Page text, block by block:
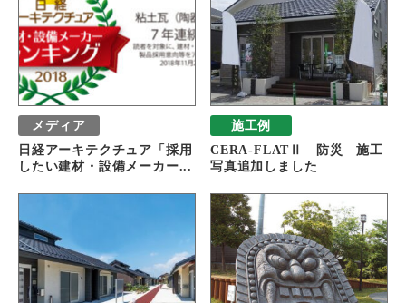
メディア
日経アーキテクチュア「採用
したい建材・設備メーカー...
施工例
CERA-FLATⅡ 防災 施工
写真追加しました